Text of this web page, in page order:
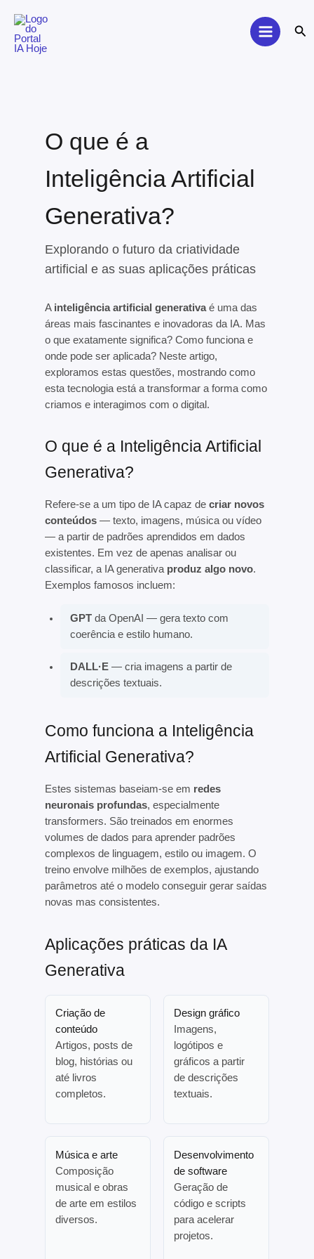
content
O que é a
Inteligência Artificial
Generativa?
Explorando o futuro da criatividade
artificial e as suas aplicações práticas
A inteligência artificial generativaé uma das
áreas mais fascinantes e inovadoras da IA. Mas
o que exatamente significa? Como funciona e
onde pode ser aplicada? Neste artigo,
exploramos estas questões, mostrando como
esta tecnologia está a transformar a forma como
criamos e interagimos com o digital.
O que é a Inteligência Artificial
Generativa?
Refere-se a um tipo de IA capaz de criar novos
conteúdos— texto, imagens, música ou vídeo
— a partir de padrões aprendidos em dados
existentes. Em vez de apenas analisar ou
classificar, a IA generativa produz algo novo.
Exemplos famosos incluem:
GPT da OpenAI — gera texto com
coerência e estilo humano.
DALL·E — cria imagens a partir de
descrições textuais.
Como funciona a Inteligência
Artificial Generativa?
Estes sistemas baseiam-se em redes
neuronais profundas, especialmente
transformers. São treinados em enormes
volumes de dados para aprender padrões
complexos de linguagem, estilo ou imagem. O
treino envolve milhões de exemplos, ajustando
parâmetros até o modelo conseguir gerar saídas
novas mas consistentes.
Aplicações práticas da IA
Generativa
Criação de
conteúdo
Artigos, posts de
blog, histórias ou
até livros
completos.
Design gráfico
Imagens,
logótipos e
gráficos a partir
de descrições
textuais.
Música e arte
Composição
musical e obras
de arte em estilos
diversos.
Desenvolvimento
de software
Geração de
código e scripts
para acelerar
projetos.